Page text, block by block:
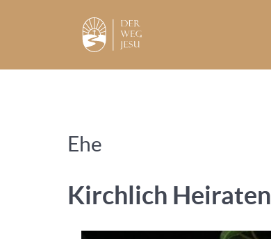
Ehe
Kirchlich Heiraten